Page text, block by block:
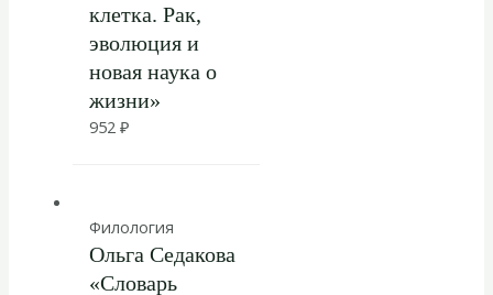
клетка. Рак,
эволюция и
новая наука о
жизни»
952 ₽
Филология
Ольга Седакова
«Словарь